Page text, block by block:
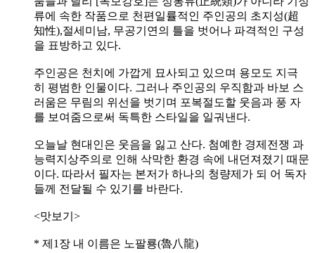
류에 속한 작품으로 천편일률적인 주인공의 초지성(超
知性),절세미남, 무공기연의 틀을 벗어나 파격적인 구성
을 표방하고 있다.
주인공은 천치에 가깝게 묘사되고 있으며 용모도 지극
히 평범한 인물이다. 그러나 주인공의 우직함과 바보 스
러움은 무림의 위선을 벗기며 포복절도할 웃음과 풍 자
를 보여줌으로써 독특한 스타일을 일궈낸다.
오늘날 현대인은 웃음을 잃고 산다. 첨예한 경제전쟁 과
능력지상주의로 인해 삭막한 환경 속에 내던져졌기 때문
이다. 따라서 필자는 본저가 하나의 청량제가 되 어 독자
들께 전달될 수 있기를 바란다.
<맛보기>
* 제1장 내 이름은 노팔룡(魯八龍)